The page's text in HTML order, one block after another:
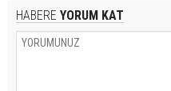
HABERE YORUM KAT